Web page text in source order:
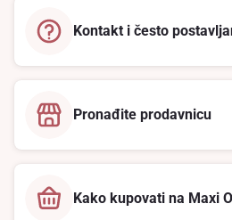
Kontakt i često
Pronađite prodavnicu
Kako kupovati na Maxi